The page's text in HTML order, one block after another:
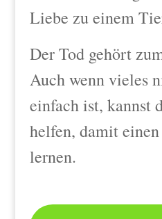
Liebe zu einem
Der Tod gehört
Auch wenn vieles
einfach ist, kannst
helfen, damit
lernen.